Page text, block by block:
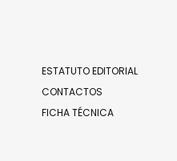
ESTATUTO EDITORIAL
CONTACTOS
FICHA TÉCNICA